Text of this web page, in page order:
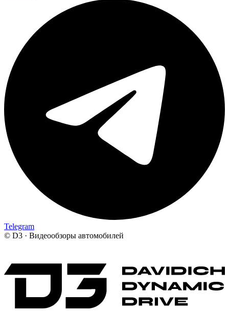
Telegram
© D3 · Видеообзоры автомобилей